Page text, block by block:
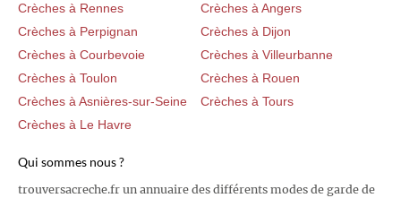
Crèches à Rennes
Crèches à Angers
Crèches à Perpignan
Crèches à Dijon
Crèches à Courbevoie
Crèches à Villeurbanne
Crèches à Toulon
Crèches à Rouen
Crèches à Asnières-sur-Seine
Crèches à Tours
Crèches à Le Havre
Qui sommes nous ?
trouversacreche.fr un annuaire des différents modes de garde de